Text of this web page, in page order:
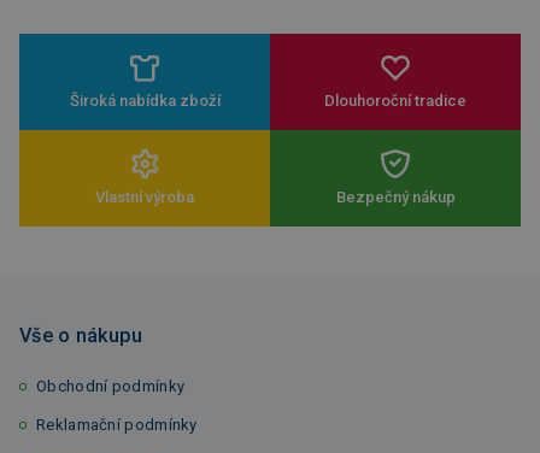
Široká nabídka zboží Dlouhoroční tradice
Vlastní výroba Bezpečný nákup
Vše o nákupu
Obchodní podmínky
Reklamační podmínky